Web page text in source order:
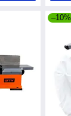
–10%